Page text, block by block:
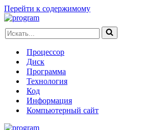
Перейти к содержимому
Искать...
Процессор
Диск
Программа
Технология
Код
Информация
Компьютерный сайт